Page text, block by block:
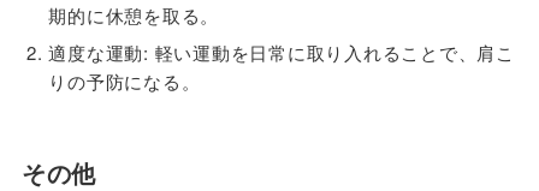
期的に休憩を取る。
適度な運動: 軽い運動を日常に取り入れることで、肩こ
りの予防になる。
その他